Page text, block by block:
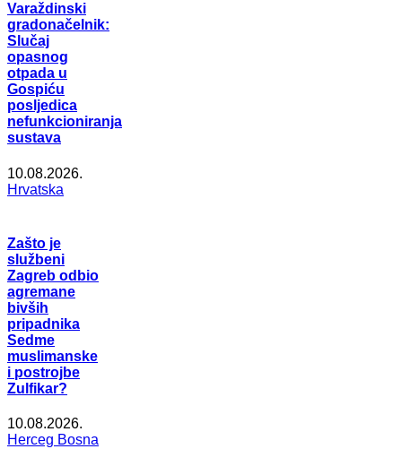
Varaždinski
gradonačelnik:
Slučaj
opasnog
otpada u
Gospiću
posljedica
nefunkcioniranja
sustava
10.08.2026.
Hrvatska
Zašto je
službeni
Zagreb odbio
agremane
bivših
pripadnika
Sedme
muslimanske
i postrojbe
Zulfikar?
10.08.2026.
Herceg Bosna